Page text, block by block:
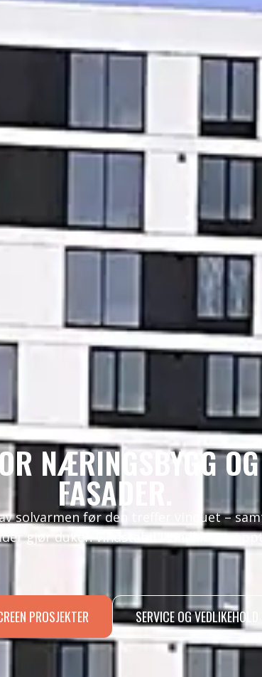
NÆRINGSBYGG
FASADER.
solvarmen før den treffer vinduet –
gjør duken vindstabil i vindklasse
PROSJEKTER SERVICE OG VEDLIKEHOLD